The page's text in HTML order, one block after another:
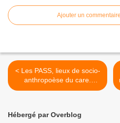
Ajouter un commentaire
< Les PASS, lieux de socio-
anthropoèse du care.
Soigner, accueillir et
Hébergé par Overblog